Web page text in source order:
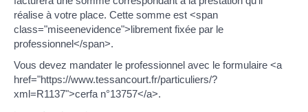
réalise à votre place. Cette somme est <span
class="miseenevidence">librement fixée par le
professionnel</span>.
Vous devez mandater le professionnel avec le formulaire <a
href="https://www.tessancourt.fr/particuliers/?
xml=R1137">cerfa n°13757</a>.